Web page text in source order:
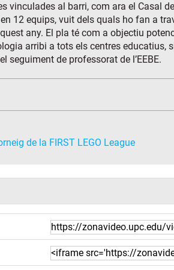
al barri, com ara el Casal
12 equips, vuit dels quals ho fan a
any. El pla té com a objectiu
arribi a tots els centres
de professorat de l’EEBE.
de la FIRST LEGO League